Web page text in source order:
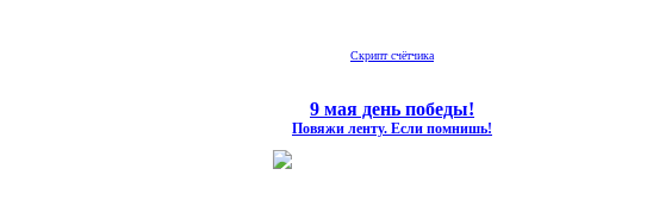
Скрипт счётчика
9 мая день победы!
Повяжи ленту. Если помнишь!